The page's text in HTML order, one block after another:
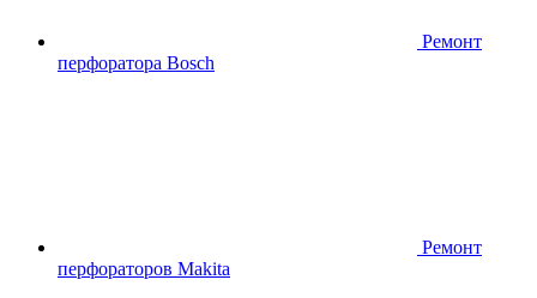
Ремонт
перфоратора Bosch
Ремонт
перфораторов Makita